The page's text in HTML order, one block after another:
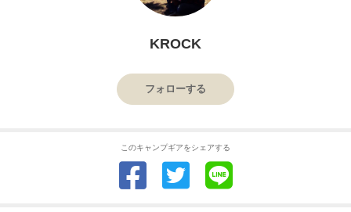
KROCK
フォローする
このキャンプギアをシェアする